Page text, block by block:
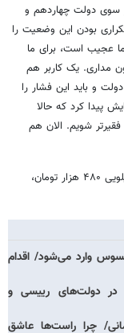
سوی دولت چهاردهم و
بودن این وضعیت را
عجیب است، برای ما
مداری. یک کاربر هم
و باید این فشار را
پیدا کرد که حالا
فقیرتر شویم. الان هم
کاربری دیگر هم نوشت: مرغ ۱۵۰ هزار تومانی، شده کیلویی ۴۸۰ هزار تومان،
وارد می‌شود/ اقدام
در دولت‌های رییسی و
چرا راست‌ها عاشق